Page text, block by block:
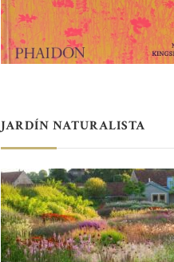
JARDÍN NATURALISTA